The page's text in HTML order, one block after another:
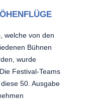
welche von den
Bühnen
wurde
Festival-Teams
50. Ausgabe